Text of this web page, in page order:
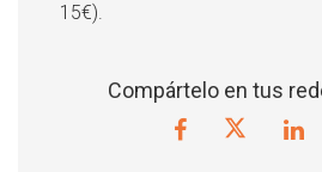
15€).
Compártelo en tus